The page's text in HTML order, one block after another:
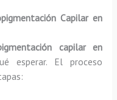
Capilar en
capilar en
esperar. El proceso